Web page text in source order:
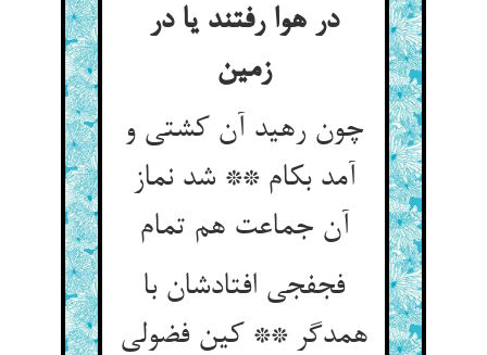
در هوا رفتند یا در
زمین
چون رهید آن کشتی و
آمد بکام ** شد نماز
آن جماعت هم تمام
فجفجی افتادشان با
همدگر ** کین فضولی